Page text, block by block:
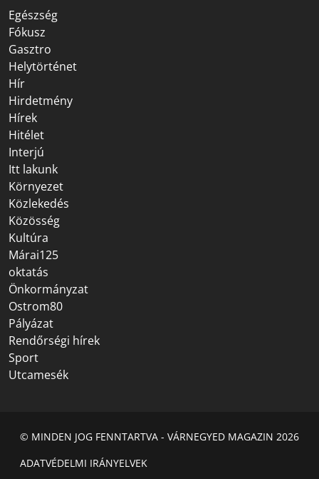
Egészség
Fókusz
Gasztro
Helytörténet
Hír
Hirdetmény
Hírek
Hitélet
Interjú
Itt lakunk
Környezet
Közlekedés
Közösség
Kultúra
Márai125
oktatás
Önkormányzat
Ostrom80
Pályázat
Rendőrségi hírek
Sport
Utcamesék
© MINDEN JOG FENNTARTVA - VÁRNEGYED MAGAZIN 2026
ADATVÉDELMI IRÁNYELVEK